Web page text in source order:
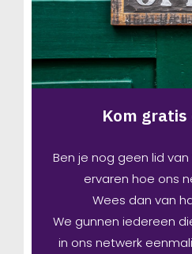
Kom
Ben je nog geen lid
ervaren hoe ons
Wees dan van
We gunnen iedereen
in ons netwerk